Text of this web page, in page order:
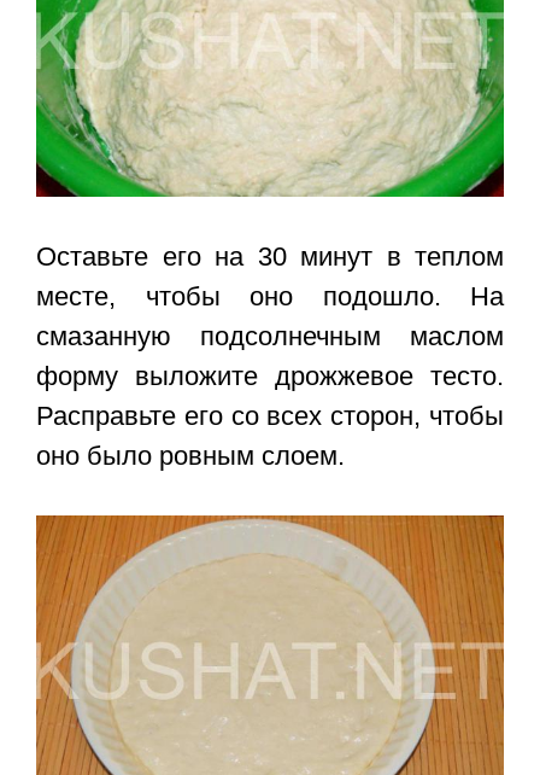
Оставьте его на 30 минут в теплом
месте, чтобы оно подошло. На
смазанную подсолнечным маслом
форму выложите дрожжевое тесто.
Расправьте его со всех сторон, чтобы
оно было ровным слоем.